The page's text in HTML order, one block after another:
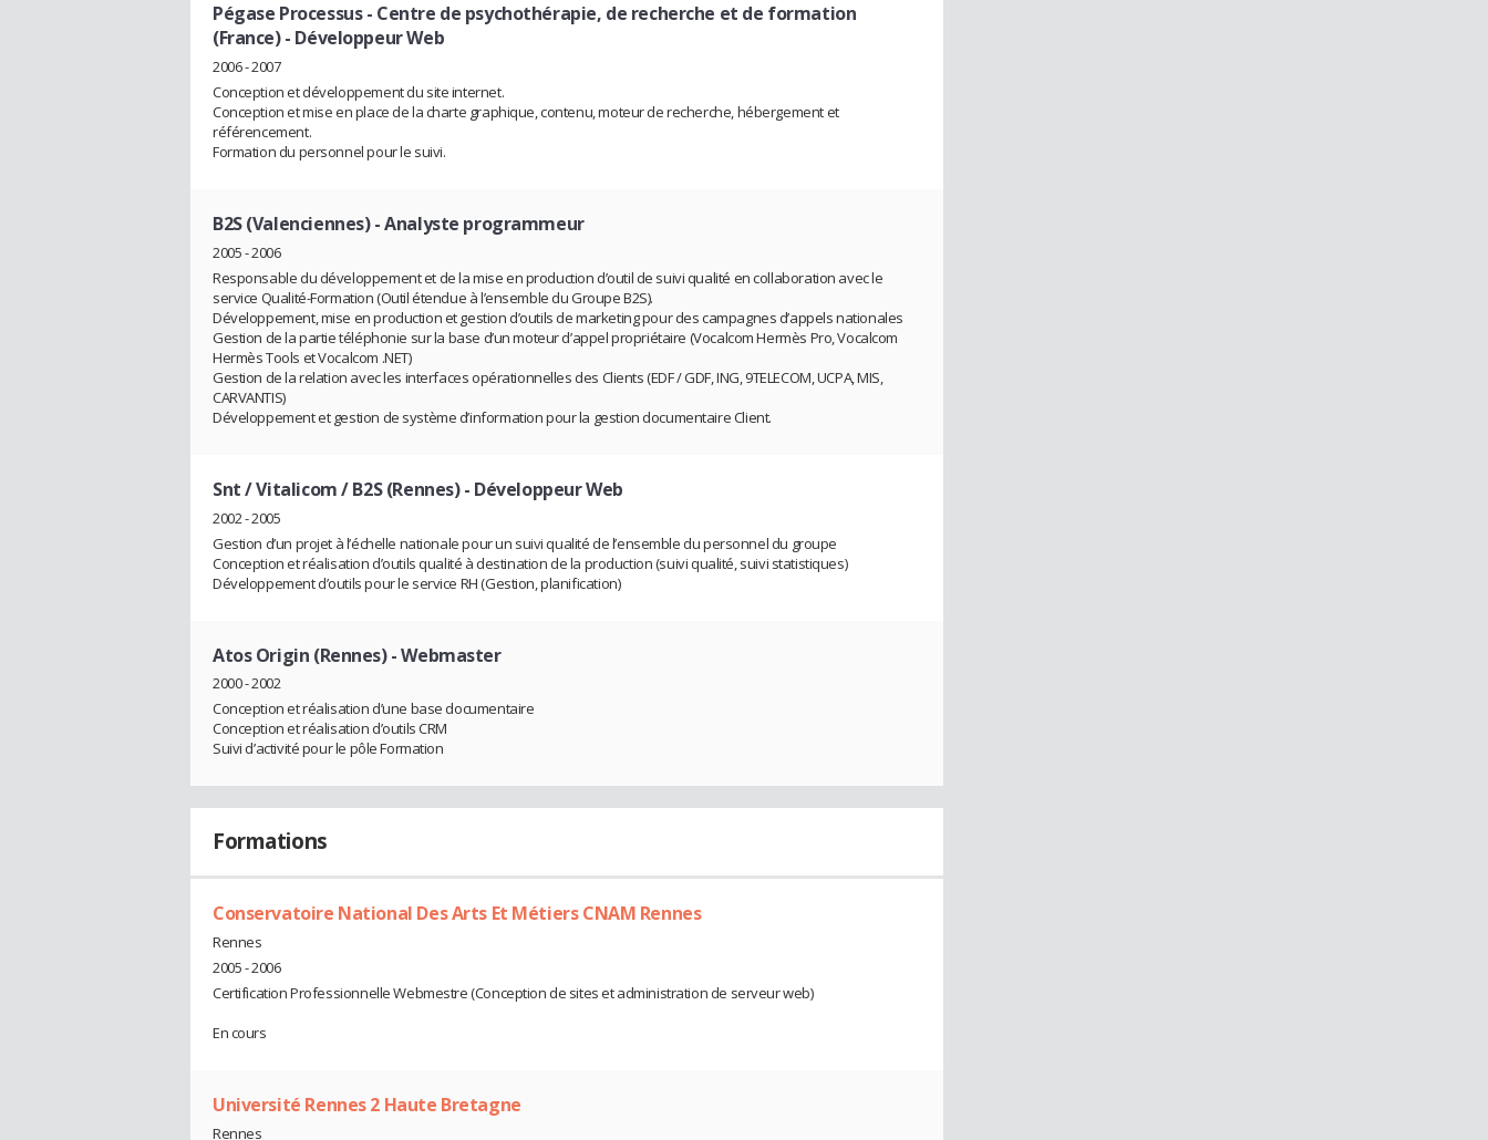
Pégase Processus - Centre de psychothérapie, de recherche et de formation
(France)- Développeur Web
2006 - 2007
Conception et développement du site internet.
Conception et mise en place de la charte graphique, contenu, moteur de recherche, hébergement et
référencement.
Formation du personnel pour le suivi.
B2S (Valenciennes)- Analyste programmeur
2005 - 2006
Responsable du développement et de la mise en production d’outil de suivi qualité en collaboration avec le
service Qualité-Formation (Outil étendue à l’ensemble du Groupe B2S).
Développement, mise en production et gestion d’outils de marketing pour des campagnes d’appels nationales
Gestion de la partie téléphonie sur la base d’un moteur d’appel propriétaire (Vocalcom Hermès Pro, Vocalcom
Hermès Tools et Vocalcom .NET)
Gestion de la relation avec les interfaces opérationnelles des Clients (EDF / GDF, ING, 9TELECOM, UCPA, MIS,
CARVANTIS)
Développement et gestion de système d’information pour la gestion documentaire Client.
Snt / Vitalicom / B2S (Rennes)- Développeur Web
2002 - 2005
Gestion d’un projet à l’échelle nationale pour un suivi qualité de l’ensemble du personnel du groupe
Conception et réalisation d’outils qualité à destination de la production (suivi qualité, suivi statistiques)
Développement d’outils pour le service RH (Gestion, planification)
Atos Origin (Rennes)- Webmaster
2000 - 2002
Conception et réalisation d’une base documentaire
Conception et réalisation d’outils CRM
Suivi d’activité pour le pôle Formation
Formations
Conservatoire National Des Arts Et Métiers CNAM Rennes
Rennes
2005 - 2006
Certification Professionnelle Webmestre (Conception de sites et administration de serveur web)
En cours
Université Rennes 2 Haute Bretagne
Rennes